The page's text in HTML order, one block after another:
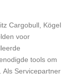
Cargobull, Kögel
voor
tools om
Als Servicepartner